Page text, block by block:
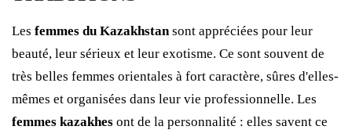
Les femmes du Kazakhstan sont appréciées pour leur
beauté, leur sérieux et leur exotisme. Ce sont souvent de
très belles femmes orientales à fort caractère, sûres d'elles-
mêmes et organisées dans leur vie professionnelle. Les
femmes kazakhes ont de la personnalité : elles savent ce